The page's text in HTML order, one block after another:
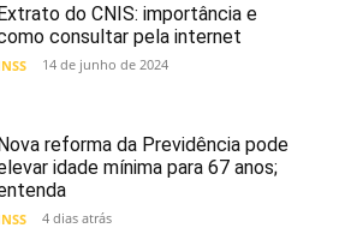
do CNIS: importância e
consultar pela internet
14 de junho de 2024
Nova reforma da Previdência pode
idade mínima para 67 anos;
4 dias atrás